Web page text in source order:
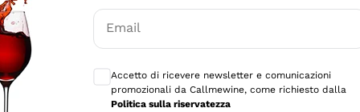
è male ma secondo me ci sono alternative che
Email
Accetto di ricevere newsletter e comunicazioni
promozionali da Callmewine, come richiesto dalla
Politica sulla riservatezza